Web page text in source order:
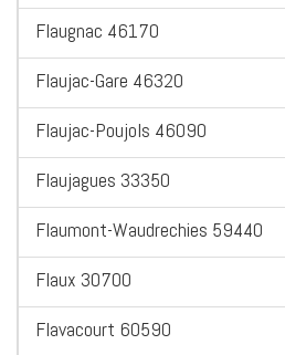
Flaugnac 46170
Flaujac-Gare 46320
Flaujac-Poujols 46090
Flaujagues 33350
Flaumont-Waudrechies 59440
Flaux 30700
Flavacourt 60590